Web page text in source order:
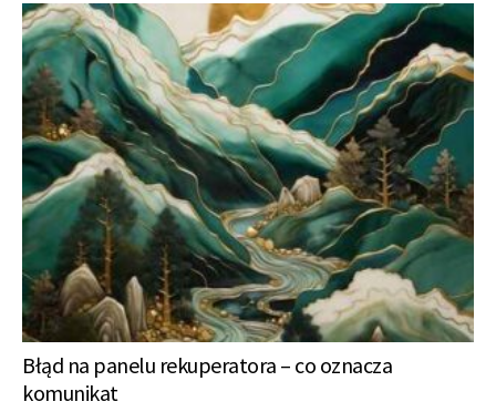
Błąd na panelu rekuperatora – co oznacza
komunikat